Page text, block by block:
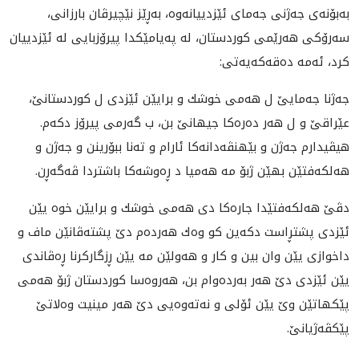
به‌بۆنه‌ى جه‌ژنى جه‌ماى ئێزدييانه‌وه‌، به‌ڕێز نێچيرڤان بارزانى،
سه‌رۆكى هه‌رێمى كوردستان، له‌ په‌يامێكدا پيرۆزبايى له‌ ئێزدييان
كرد، ئه‌مه‌ ده‌قه‌كه‌يه‌تى:
جه‌ژنا جه‌مايێ ل هه‌مى خوشك و برايێن ئێزدى ل كوردستانێ،
عێراقێ و ل هه‌ر ده‌ره‌كا جيهانێ بن، ب گه‌رمى پيرۆز دكه‌م.
هيڤيدارم جه‌ژن و بێهنڤه‌دانه‌كا ئارام و ته‌نا ببۆرينن و جه‌ژن و
هه‌لكه‌فتێن بهێن ژبۆ مه‌ هه‌ميا د ڕه‌وشه‌كا باشتردا ڤه‌گه‌ڕن.
دڤێ هه‌لكه‌فتێدا جاره‌كا دى هه‌مى خوشك و برايێن خوه‌ يێن
ئێزدى پشتڕاست دكه‌ين كو وه‌ك هه‌رده‌م دێ پشته‌ڤانێن ماف و
داخوازى يێن وان بين و كار و هه‌ولێن مه‌ يێن ڕزگاركرنا ڕه‌ڤاندى
يێن ئێزدى دێ هه‌ر به‌رده‌وام بن، هه‌روه‌سا كوردستان ژبۆ هه‌مى
پێكهاتێن وێ يێن ئۆلى و نه‌ته‌وه‌يى دێ هه‌ر مينيت وه‌لاتێ
پێكڤه‌ژيانێ.